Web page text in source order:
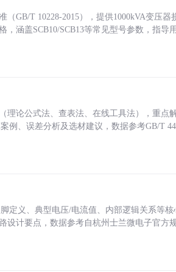
GB/T 10228-2015），提供1000kVA变压器
涵盖SCB10/SCB13等常见型号参数，指导
理论公式法、查表法、在线工具法），重点
例、误差分析及选材建议，数据参考GB/T
定义、典型电压/电流值、内部逻辑关系等
设计要点，数据参考自杭州士兰微电子官方